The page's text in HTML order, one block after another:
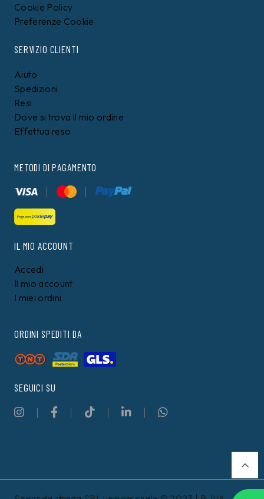
Cookie Policy
Preferenze Cookie
SERVIZIO CLIENTI
Aiuto
Spedizioni
Resi
Dove si trova il mio ordine
Effettua reso
METODI DI PAGAMENTO
IL MIO ACCOUNT
Accedi
Il mio account
I miei ordini
ORDINI SPEDITI DA
SEGUICI SU